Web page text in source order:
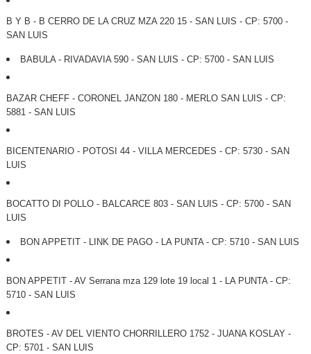
B Y B - B CERRO DE LA CRUZ MZA 220 15 - SAN LUIS - CP: 5700 -
SAN LUIS
BABULA - RIVADAVIA 590 - SAN LUIS - CP: 5700 - SAN LUIS
BAZAR CHEFF - CORONEL JANZON 180 - MERLO SAN LUIS - CP:
5881 - SAN LUIS
BICENTENARIO - POTOSI 44 - VILLA MERCEDES - CP: 5730 - SAN
LUIS
BOCATTO DI POLLO - BALCARCE 803 - SAN LUIS - CP: 5700 - SAN
LUIS
BON APPETIT - LINK DE PAGO - LA PUNTA - CP: 5710 - SAN LUIS
BON APPETIT - AV Serrana mza 129 lote 19 local 1 - LA PUNTA - CP:
5710 - SAN LUIS
BROTES - AV DEL VIENTO CHORRILLERO 1752 - JUANA KOSLAY -
CP: 5701 - SAN LUIS